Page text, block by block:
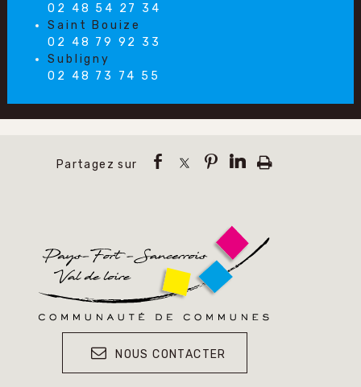
02 48 54 27 34
Saint Bouize
02 48 79 92 33
Subligny
02 48 73 74 55
NOUS CONTACTER